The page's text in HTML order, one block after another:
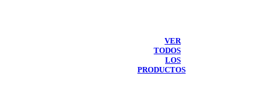
VER
TODOS
LOS
PRODUCTOS